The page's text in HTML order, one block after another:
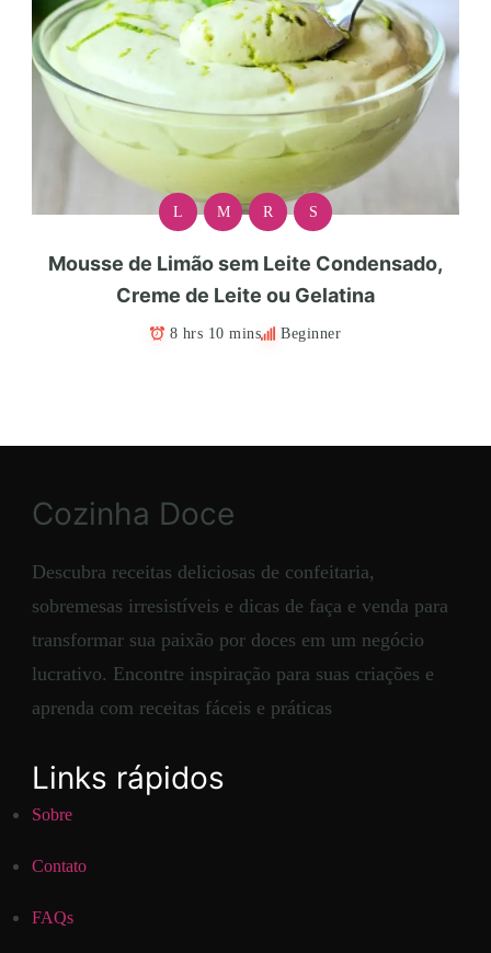
L M R S
Mousse de Limão sem Leite Condensado,
Creme de Leite ou Gelatina
8 hrs 10 mins Beginner
Cozinha Doce
Descubra receitas deliciosas de confeitaria,
sobremesas irresistíveis e dicas de faça e venda para
transformar sua paixão por doces em um negócio
lucrativo. Encontre inspiração para suas criações e
aprenda com receitas fáceis e práticas
Links rápidos
Sobre
Contato
FAQs